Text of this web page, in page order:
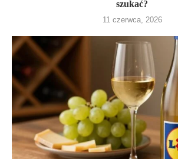
szukać?
11 czerwca, 2026